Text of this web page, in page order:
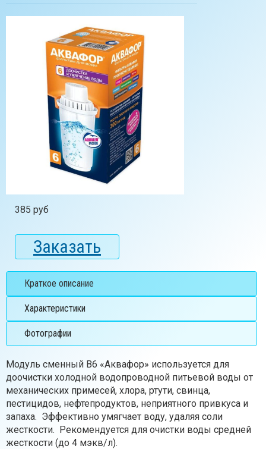
385 руб
Заказать
Краткое описание
Характеристики
Фотографии
Модуль сменный В6 «Аквафор» используется для
доочистки холодной водопроводной питьевой воды от
механических примесей, хлора, ртути, свинца,
пестицидов, нефтепродуктов, неприятного привкуса и
запаха. Эффективно умягчает воду, удаляя соли
жесткости. Рекомендуется для очистки воды средней
жесткости (до 4 мэкв/л).